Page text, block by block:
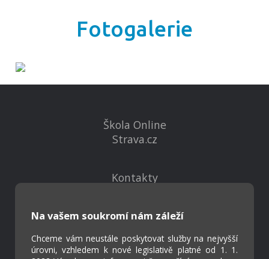
Fotogalerie
Na vašem soukromí nám záleží
Chceme vám neustále poskytovat služby na nejvyšší
úrovni, vzhledem k nové legislativě platné od 1. 1.
Škola Online
Strava.cz
Kontakty
Cookies